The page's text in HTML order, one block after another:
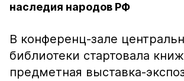
наследия народов РФ
В конференц-зале
библиотеки стартовала
предметная выставка-